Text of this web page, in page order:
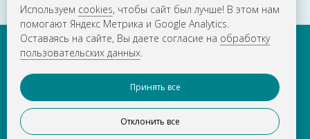
Используем cookies, чтобы сайт был лучше! В этом нам
помогают Яндекс Метрика и Google Analytics.
Оставаясь на сайте, Вы даете согласие на обработку
пользовательских данных.
Принять все
Отклонить все